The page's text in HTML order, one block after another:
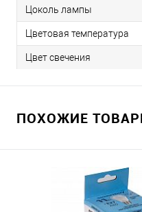
Цоколь лампы
Цветовая температура
Цвет свечения
ПОХОЖИЕ